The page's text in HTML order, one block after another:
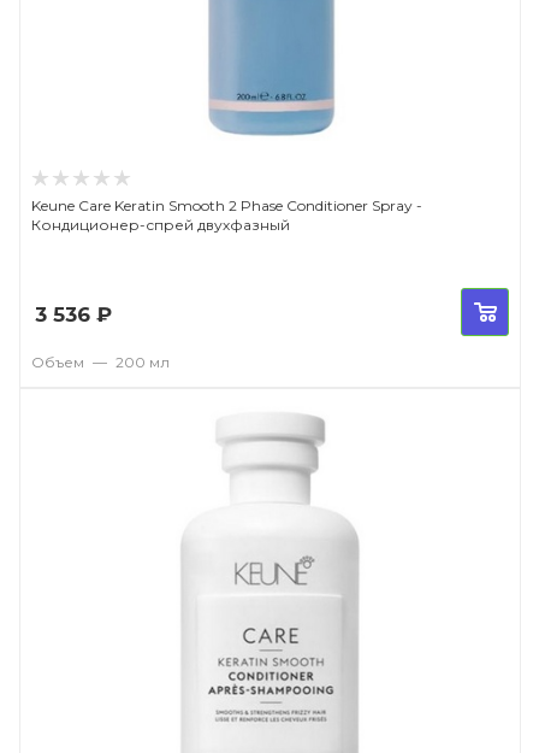
Keune Care Keratin Smooth 2 Phase Conditioner Spray -
Кондиционер-спрей двухфазный
3 536 ₽
Объем — 200 мл